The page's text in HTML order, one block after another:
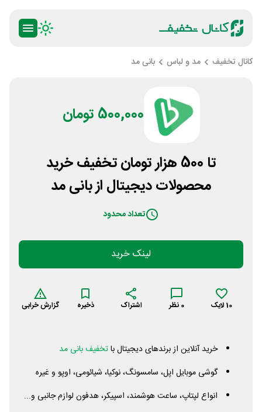
کانال تخفیف مد و لباس بانی مد
500,000 تومان
تا 500 هزار تومان تخفیف خرید
محصولات دیجیتال از بانی مد
تعداد محدود
لینک خرید
10لایک 0 نظر اشتراک ذخیره گزارش خرابی
خرید آنلاین از برندهای دیجیتال باتخفیف بانی مد
گوشی موبایل اپل، سامسونگ، نوکیا، شیائومی، اوپو و غیره
انواع لپتاپ، ساعت هوشمند، اسپیکر، هدفون لوازم جانبی و...